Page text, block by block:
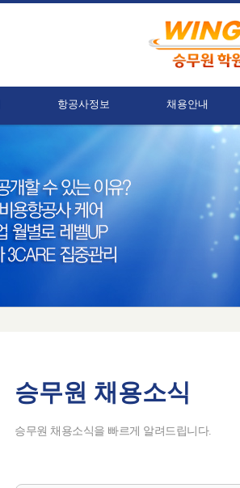
항공사정보 채용안내
승무원 채용소식
승무원 채용소식을 빠르게 알려드립니다.
Sketchbook5, 스케치
Sketchbook5, 스케치
Sketchbook5, 스케치
Sketchbook5, 스케치